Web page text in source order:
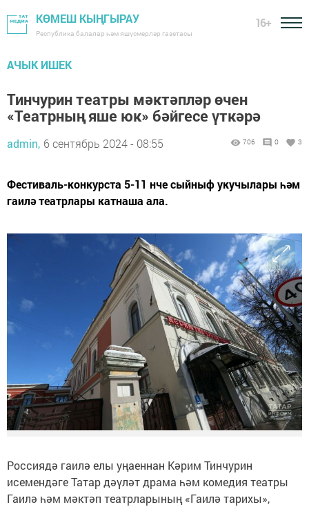
КӨМЕШ КЫҢГЫРАУ
Республика балалар һәм яшүсмерләр газетасы
16+
АЧЫК ИШЕК
Тинчурин театры мәктәпләр өчен
«Театрның яше юк» бәйгесе үткәрә
admin, 6 сентябрь 2024 - 08:55 706 0 3
Фестиваль-конкурста 5-11 нче сыйныф укучылары һәм
гаилә театрлары катнаша ала.
Россиядә гаилә елы уңаеннан Кәрим Тинчурин
исемендәге Татар дәүләт драма һәм комедия театры
Гаилә һәм мәктәп театрларының «Гаилә тарихы»,